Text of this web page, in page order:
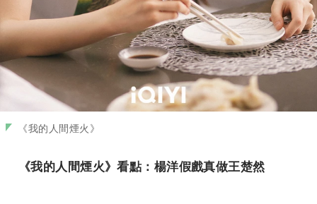
《我的人間煙火》
《我的人間煙火》看點：楊洋假戲真做王楚然